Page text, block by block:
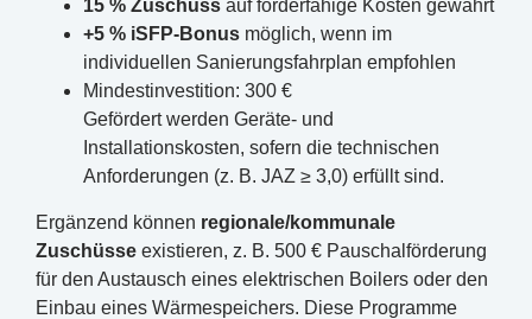
15 % Zuschuss auf förderfähige Kosten gewährt
+5 % iSFP-Bonus möglich, wenn im
individuellen Sanierungsfahrplan empfohlen
Mindestinvestition: 300 €
Gefördert werden Geräte- und
Installationskosten, sofern die technischen
Anforderungen (z. B. JAZ ≥ 3,0) erfüllt sind.
Ergänzend können regionale/kommunale
Zuschüsse existieren, z. B. 500 € Pauschalförderung
für den Austausch eines elektrischen Boilers oder den
Einbau eines Wärmespeichers. Diese Programme